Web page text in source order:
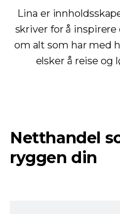
Lina er
skriver for å
om alt som har med
elsker å reise og
Netthandel
ryggen din